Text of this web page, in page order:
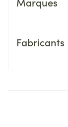
Fabricants